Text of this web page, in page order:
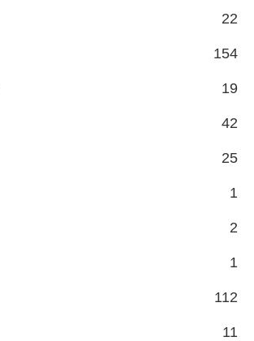
22
154
19
42
25
1
2
1
112
11